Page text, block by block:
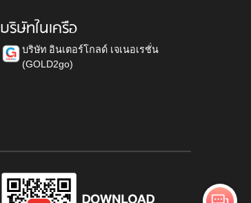
บริษัทในเครือ
บริษัท อินเตอร์โกลด์ เจเนอเรชั่น
(GOLD2go)